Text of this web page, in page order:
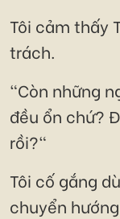
Tôi cảm thấy
trách.
"Còn những
đều ổn chứ?
rồi?"
Tôi cố gắng
chuyển